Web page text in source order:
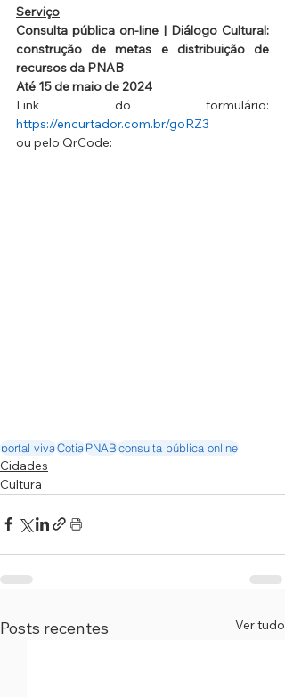
Serviço
Consulta pública on-line | Diálogo Cultural:
construção de metas e distribuição de
recursos da PNAB
Até 15 de maio de 2024
https://encurtador.com.br/goRZ3
ou pelo QrCode:
portal vivaCotiaPNABconsulta pública online
Cidades
Cultura
Posts recentes Ver tudo